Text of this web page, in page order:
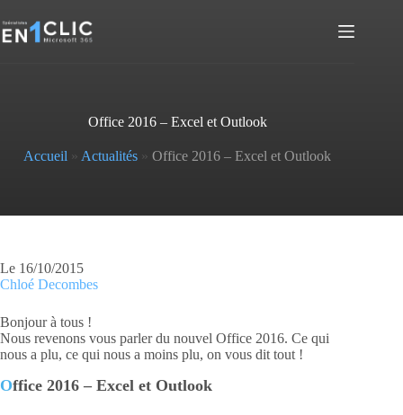
au
contenu
Office 2016 – Excel et Outlook
Accueil » Actualités »Office 2016 – Excel et Outlook
Le 16/10/2015
Chloé Decombes
Bonjour à tous !
Nous revenons vous parler du nouvel Office 2016. Ce qui
nous a plu, ce qui nous a moins plu, on vous dit tout !
Office 2016 – Excel et Outlook